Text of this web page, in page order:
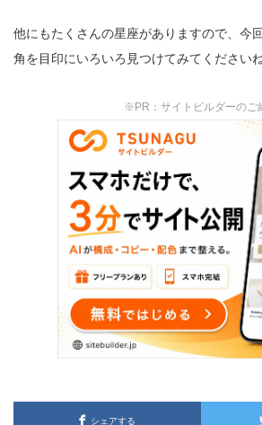
他にもたくさんの星座がありますので、今
角を目印にいろいろ見つけてみてくださいね
※PR：サイトビルダーのご
シェアする